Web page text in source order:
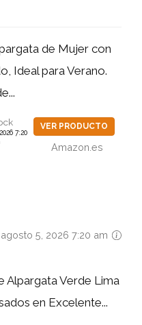
de Mujer con
Ideal para Verano.
7:20
VER PRODUCTO
Amazon.es
5, 2026 7:20 am
Alpargata Verde Lima
en Excelente...